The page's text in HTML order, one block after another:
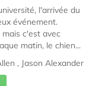
l'arrivée du
événement.
c'est avec
matin, le chien...
, Jason Alexander